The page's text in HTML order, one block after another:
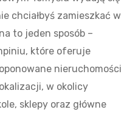
chciałbyś zamieszkać w
to jeden sposób –
które oferuje
nieruchomości
w okolicy
sklepy oraz główne